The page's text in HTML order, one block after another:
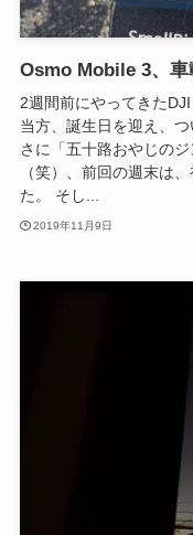
Osmo Mobile 3、車
2週間前にやってきた
当方、誕生日を迎え、
さに「五十路おやじの
（笑）、前回の週末は
た。 そし...
2019年11月9日